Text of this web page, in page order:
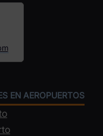
EN AEROPUERTOS